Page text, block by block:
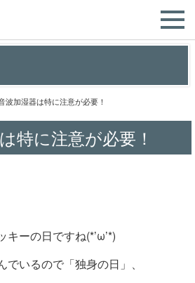
波加湿器は特に注意が必要！
特に注意が必要！
キーの日ですね(*’ω’*)
いるので「独身の日」、